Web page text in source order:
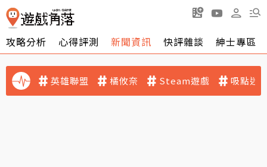
攻略分析 心得評測 新聞資訊 快評雜談 紳士專區
英雄聯盟 橘攸奈 Steam遊戲 吸點迷